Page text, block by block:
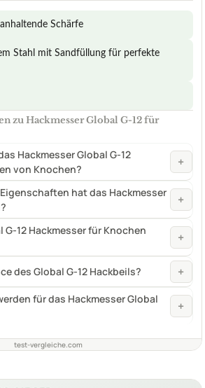
Schärfe
Stahl mit Sandfüllung für perfekte
zu Hackmesser Global G-12 für
Hackmesser Global G-12
von Knochen?
+
hat das Hackmesser
+
G-12 Hackmesser für Knochen
+
des Global G-12 Hackbeils? +
für das Hackmesser Global
+
test-vergleiche.com